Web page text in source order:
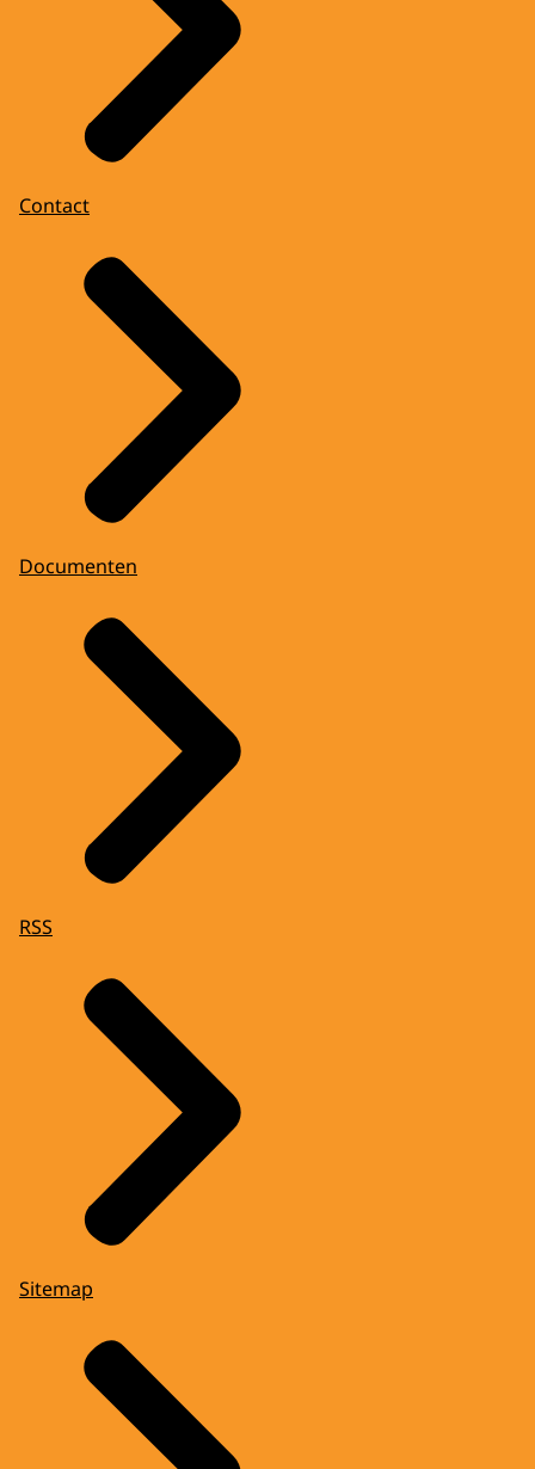
Contact
Documenten
RSS
Sitemap